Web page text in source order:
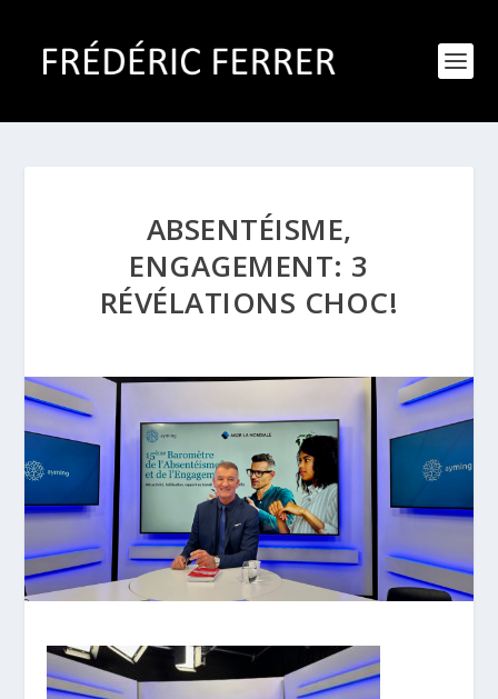
ABSENTÉISME,
ENGAGEMENT: 3
RÉVÉLATIONS CHOC!